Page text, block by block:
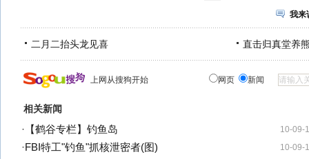
我来
二月二抬头龙见喜 直击归真堂养
上网从搜狗开始 网页 新闻
相关新闻
10-09-
· 【鹤谷专栏】钓鱼岛
10-09-
·FBI特工"钓鱼"抓核泄密者(图)